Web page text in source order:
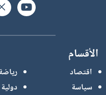
الأقسام
دولية
اقتصاد
سياسة